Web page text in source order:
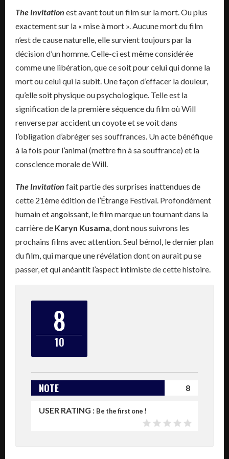
The Invitation est avant tout un film sur la mort. Ou plus
exactement sur la « mise à mort ». Aucune mort du film
n’est de cause naturelle, elle survient toujours par la
décision d’un homme. Celle-ci est même considérée
comme une libération, que ce soit pour celui qui donne la
mort ou celui qui la subit. Une façon d’effacer la douleur,
qu’elle soit physique ou psychologique. Telle est la
signification de la première séquence du film où Will
renverse par accident un coyote et se voit dans
l’obligation d’abréger ses souffrances. Un acte bénéfique
à la fois pour l’animal (mettre fin à sa souffrance) et la
conscience morale de Will.
The Invitation fait partie des surprises inattendues de
cette 21ème édition de l’Étrange Festival. Profondément
humain et angoissant, le film marque un tournant dans la
carrière de Karyn Kusama, dont nous suivrons les
prochains films avec attention. Seul bémol, le dernier plan
du film, qui marque une révélation dont on aurait pu se
passer, et qui anéantit l’aspect intimiste de cette histoire.
8
10
NOTE 8
USER RATING : Be the first one !